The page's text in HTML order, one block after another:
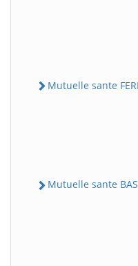
Mutuelle sante
Mutuelle sante